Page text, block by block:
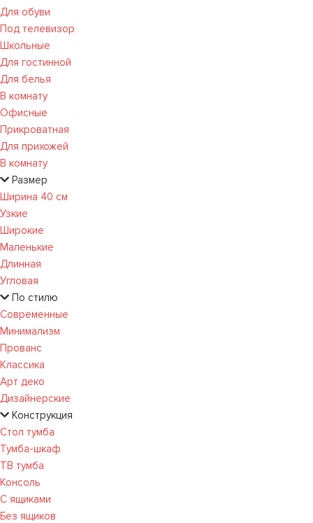
Для обуви
Под телевизор
Школьные
Для гостинной
Для белья
В комнату
Офисные
Прикроватная
Для прихожей
В комнату
Размер
Ширина 40 см
Узкие
Широкие
Маленькие
Длинная
Угловая
По стилю
Современные
Минимализм
Прованс
Классика
Арт деко
Дизайнерские
Конструкция
Стол тумба
Тумба-шкаф
ТВ тумба
Консоль
С ящиками
Без ящиков